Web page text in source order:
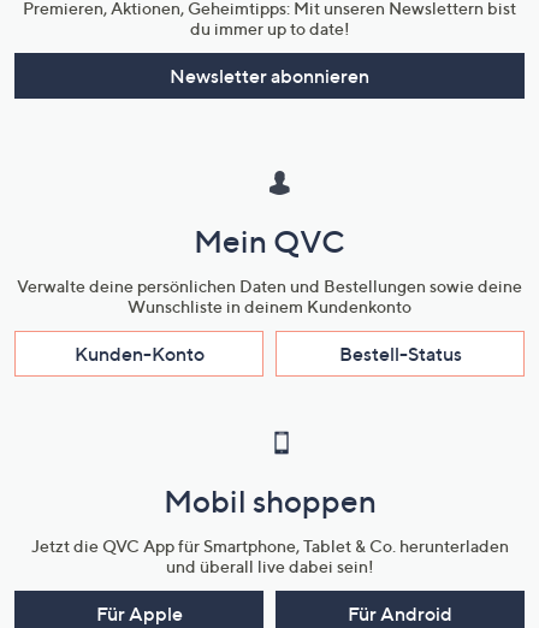
Premieren, Aktionen, Geheimtipps: Mit unseren Newslettern bist
du immer up to date!
Newsletter abonnieren
Mein QVC
Verwalte deine persönlichen Daten und Bestellungen sowie deine
Wunschliste in deinem Kundenkonto
Kunden-Konto Bestell-Status
Mobil shoppen
Jetzt die QVC App für Smartphone, Tablet & Co. herunterladen
und überall live dabei sein!
Für Apple Für Android